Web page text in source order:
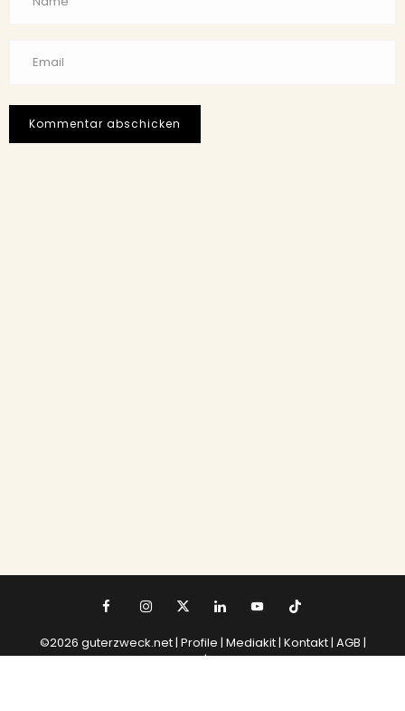
©2026 guterzweck.net | Profile | Mediakit| Kontakt| AGB |
Datenschutz|Impressum